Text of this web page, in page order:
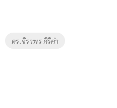
ดร.จิราพร ศิริคำ